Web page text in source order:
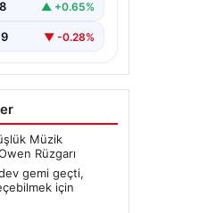
▲ +0.65%
▼ -0.28%
Müzik
Rüzgarı
gemi geçti,
için